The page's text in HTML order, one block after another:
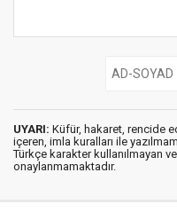
UYARI: Küfür, hakaret, rencide
içeren, imla kuralları ile
Türkçe karakter kullanılmayan
onaylanmamaktadır.